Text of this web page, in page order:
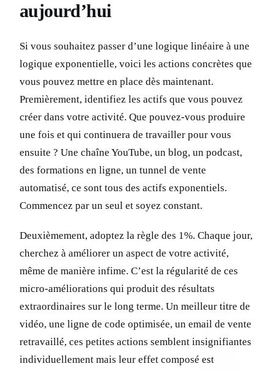
aujourd’hui
Si vous souhaitez passer d’une logique linéaire à une
logique exponentielle, voici les actions concrètes que
vous pouvez mettre en place dès maintenant.
Premièrement, identifiez les actifs que vous pouvez
créer dans votre activité. Que pouvez-vous produire
une fois et qui continuera de travailler pour vous
ensuite ? Une chaîne YouTube, un blog, un podcast,
des formations en ligne, un tunnel de vente
automatisé, ce sont tous des actifs exponentiels.
Commencez par un seul et soyez constant.
Deuxièmement, adoptez la règle des 1%. Chaque jour,
cherchez à améliorer un aspect de votre activité,
même de manière infime. C’est la régularité de ces
micro-améliorations qui produit des résultats
extraordinaires sur le long terme. Un meilleur titre de
vidéo, une ligne de code optimisée, un email de vente
retravaillé, ces petites actions semblent insignifiantes
individuellement mais leur effet composé est